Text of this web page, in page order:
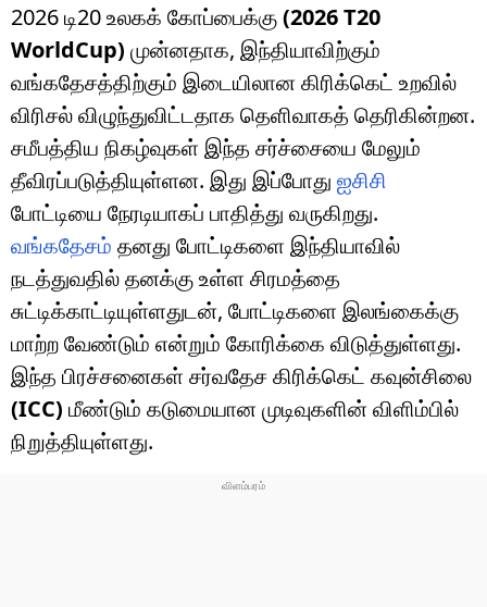
2026 டி20 உலகக் கோப்பைக்கு(2026 T20
WorldCup) முன்னதாக, இந்தியாவிற்கும்
வங்கதேசத்திற்கும் இடையிலான கிரிக்கெட் உறவில்
விரிசல் விழுந்துவிட்டதாக தெளிவாகத் தெரிகின்றன.
சமீபத்திய நிகழ்வுகள் இந்த சர்ச்சையை மேலும்
தீவிரப்படுத்தியுள்ளன. இது இப்போது ஐசிசி
போட்டியை நேரடியாகப் பாதித்து வருகிறது.
வங்கதேசம் தனது போட்டிகளை இந்தியாவில்
நடத்துவதில் தனக்கு உள்ள சிரமத்தை
சுட்டிக்காட்டியுள்ளதுடன், போட்டிகளை இலங்கைக்கு
மாற்ற வேண்டும் என்றும் கோரிக்கை விடுத்துள்ளது.
இந்த பிரச்சனைகள் சர்வதேச கிரிக்கெட் கவுன்சிலை
(ICC) மீண்டும் கடுமையான முடிவுகளின் விளிம்பில்
நிறுத்தியுள்ளது.